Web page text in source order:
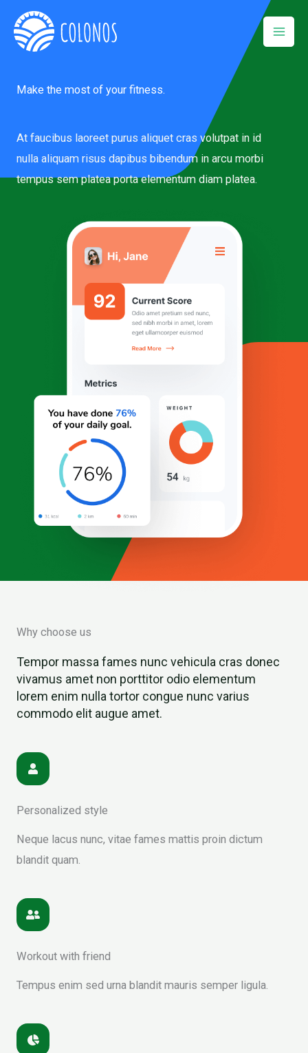
para
Make the most of your fitness.
At faucibus laoreet purus aliquet cras volutpat in id
nulla aliquam risus dapibus bibendum in arcu morbi
tempus sem platea porta elementum diam platea.
Why choose us
Tempor massa fames nunc vehicula cras donec
vivamus amet non porttitor odio elementum
lorem enim nulla tortor congue nunc varius
commodo elit augue amet.
Personalized style
Neque lacus nunc, vitae fames mattis proin dictum
blandit quam.
Workout with friend
Tempus enim sed urna blandit mauris semper ligula.